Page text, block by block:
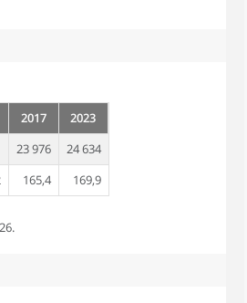
2017
2023
23 976
24 634
165,4 169,9